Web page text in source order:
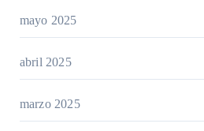
mayo 2025
abril 2025
marzo 2025